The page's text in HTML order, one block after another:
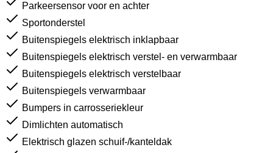
Parkeersensor voor en achter
Sportonderstel
Buitenspiegels elektrisch inklapbaar
Buitenspiegels elektrisch verstel- en verwarmbaar
Buitenspiegels elektrisch verstelbaar
Buitenspiegels verwarmbaar
Bumpers in carrosseriekleur
Dimlichten automatisch
Elektrisch glazen schuif-/kanteldak